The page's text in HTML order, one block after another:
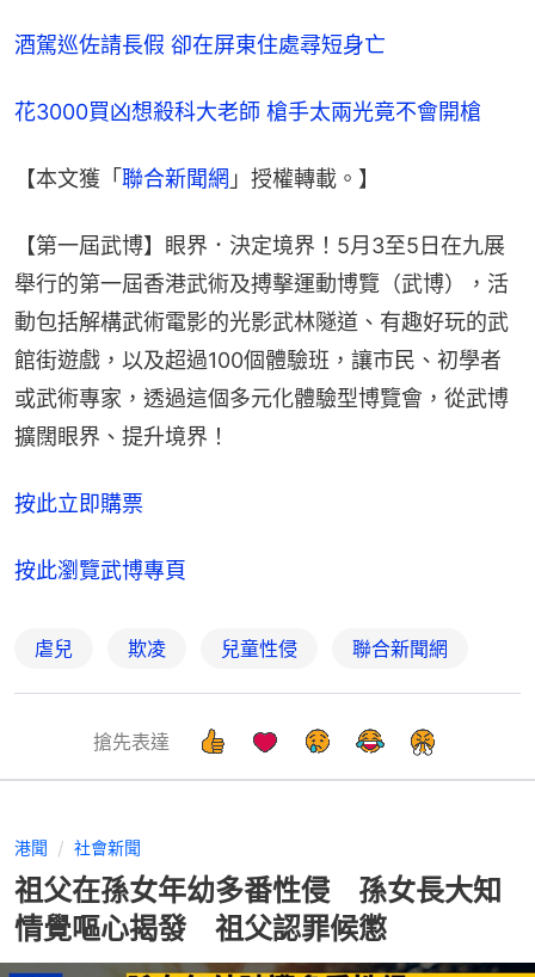
酒駕巡佐請長假 卻在屏東住處尋短身亡
花3000買凶想殺科大老師 槍手太兩光竟不會開槍
【本文獲「 聯合新聞網 」授權轉載。】
【第一屆武博】眼界．決定境界！5月3至5日在九展
舉行的第一屆香港武術及搏擊運動博覽（武博），活
動包括解構武術電影的光影武林隧道、有趣好玩的武
館街遊戲，以及超過100個體驗班，讓市民、初學者
或武術專家，透過這個多元化體驗型博覽會，從武博
擴闊眼界、提升境界！
按此立即購票
按此瀏覽武博專頁
虐兒 欺凌 兒童性侵 聯合新聞網
搶先表達
港聞 社會新聞
祖父在孫女年幼多番性侵 孫女長大知
情覺嘔心揭發 祖父認罪候懲